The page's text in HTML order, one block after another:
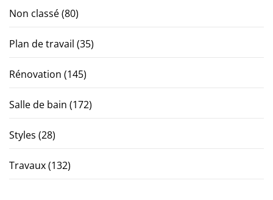
Non classé(80)
Plan de travail (35)
Rénovation (145)
Salle de bain (172)
Styles (28)
Travaux(132)